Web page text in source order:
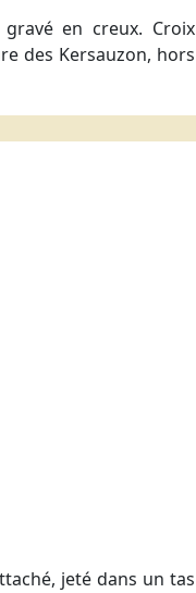
en creux. Croix
des Kersauzon, hors
jeté dans un tas